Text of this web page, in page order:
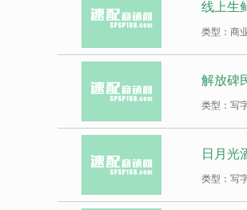
线上生
类型：商
解放碑
类型：写
日月光
类型：写